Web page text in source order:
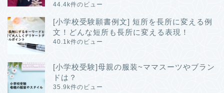
44.4k件のビュー
[小学校受験願書例文] 短所を長所に変える例
文！どんな短所も長所に変える表現！
40.1k件のビュー
[小学校受験]母親の服装~ママスーツやブラン
ドは？
35.9k件のビュー